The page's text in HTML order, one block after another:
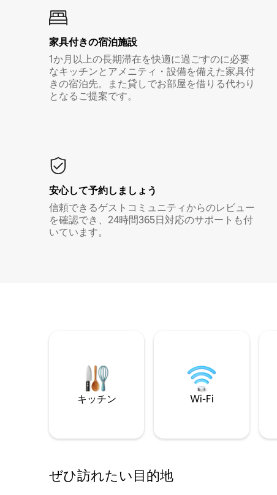
家具付き⁠の宿⁠泊⁠施⁠設
1か月以上の長期滞在を快適に過ごすのに必要
なキッチンとアメニティ・設備を備えた家具付
きの宿泊先。また貸しでお部屋を借りる代わり
となるご提案です。
安心して予約しましょう
信頼できるゲストコミュニティからのレビュー
を確認でき、24時間365日対応のサポートも付
いています。
キッチン Wi-Fi
ぜひ訪⁠れ⁠た⁠い目⁠的⁠地